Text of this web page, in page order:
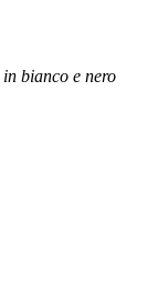
bianco e nero